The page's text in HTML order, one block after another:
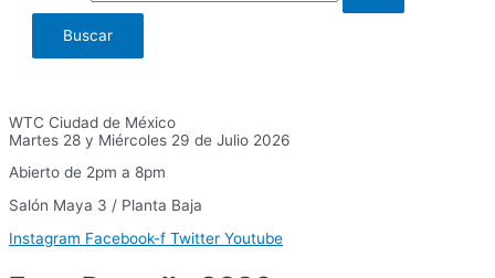
WTC Ciudad de México
Martes 28 y Miércoles 29 de Julio 2026
Abierto de 2pm a 8pm
Salón Maya 3 / Planta Baja
Instagram Facebook-f Twitter Youtube